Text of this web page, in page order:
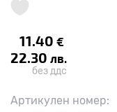
11.40 €
22.30 лв.
без ддс
Артикулен номер: